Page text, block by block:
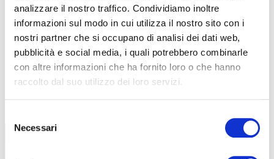
analizzare il nostro traffico. Condividiamo inoltre
informazioni sul modo in cui utilizza il nostro sito con i
nostri partner che si occupano di analisi dei dati web,
pubblicità e social media, i quali potrebbero combinarle
con altre informazioni che ha fornito loro o che hanno
raccolto dal suo utilizzo dei loro servizi.
delNecessari
TUTTE LE CATEGORIE DEL MAGAZINE